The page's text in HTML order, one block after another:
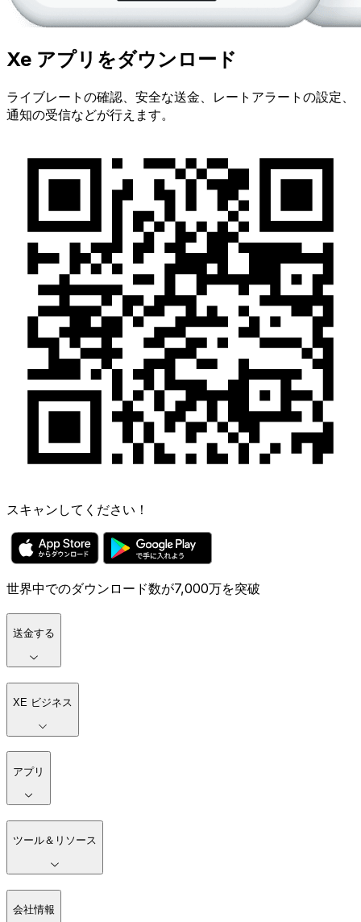
Xe アプリをダウンロード
ライブレートの確認、安全な送金、レートアラートの設定、
通知の受信などが行えます。
スキャンしてください！
世界中でのダウンロード数が7,000万を突破
送金する
XE ビジネス
アプリ
ツール＆リソース
会社情報